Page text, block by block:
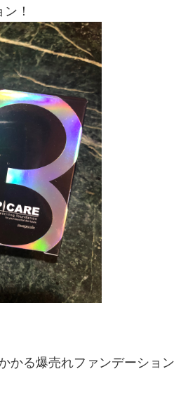
！
かる爆売れファンデーション